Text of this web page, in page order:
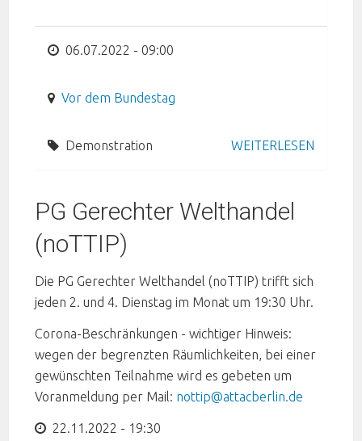
06.07.2022 - 09:00
Vor dem Bundestag
Demonstration WEITERLESEN
PG Gerechter Welthandel
(noTTIP)
Die PG Gerechter Welthandel (noTTIP) trifft sich
jeden 2. und 4. Dienstag im Monat um 19:30 Uhr.
Corona-Beschränkungen - wichtiger Hinweis:
wegen der begrenzten Räumlichkeiten, bei einer
gewünschten Teilnahme wird es gebeten um
Voranmeldung per Mail: nottip@attacberlin.de
22.11.2022 - 19:30